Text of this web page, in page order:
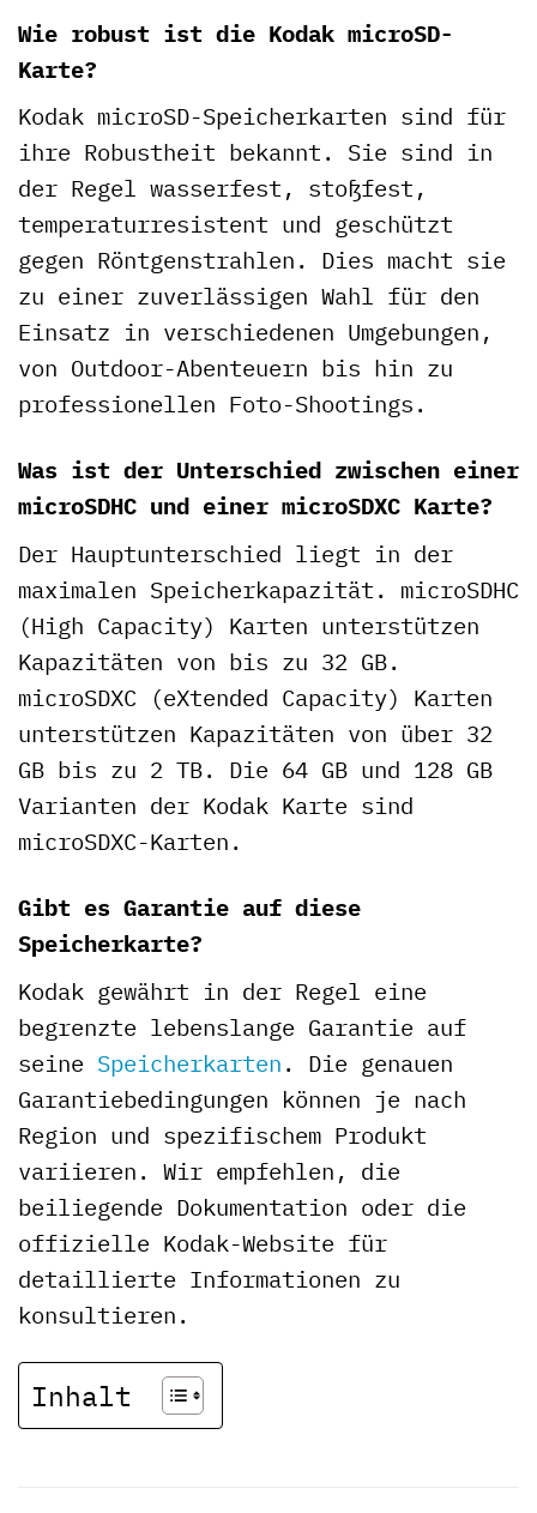
Wie robust ist die Kodak microSD-
Karte?
Kodak microSD-Speicherkarten sind für
ihre Robustheit bekannt. Sie sind in
der Regel wasserfest, stoßfest,
temperaturresistent und geschützt
gegen Röntgenstrahlen. Dies macht sie
zu einer zuverlässigen Wahl für den
Einsatz in verschiedenen Umgebungen,
von Outdoor-Abenteuern bis hin zu
professionellen Foto-Shootings.
Was ist der Unterschied zwischen einer
microSDHC und einer microSDXC Karte?
Der Hauptunterschied liegt in der
maximalen Speicherkapazität. microSDHC
(High Capacity) Karten unterstützen
Kapazitäten von bis zu 32 GB.
microSDXC (eXtended Capacity) Karten
unterstützen Kapazitäten von über 32
GB bis zu 2 TB. Die 64 GB und 128 GB
Varianten der Kodak Karte sind
microSDXC-Karten.
Gibt es Garantie auf diese
Speicherkarte?
Kodak gewährt in der Regel eine
begrenzte lebenslange Garantie auf
seine Speicherkarten . Die genauen
Garantiebedingungen können je nach
Region und spezifischem Produkt
variieren. Wir empfehlen, die
beiliegende Dokumentation oder die
offizielle Kodak-Website für
detaillierte Informationen zu
konsultieren.
Inhalt